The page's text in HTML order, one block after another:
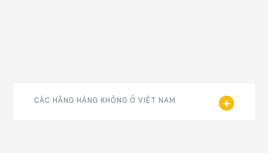
CÁC HÃNG HÀNG KHÔNG Ở VIỆT NAM